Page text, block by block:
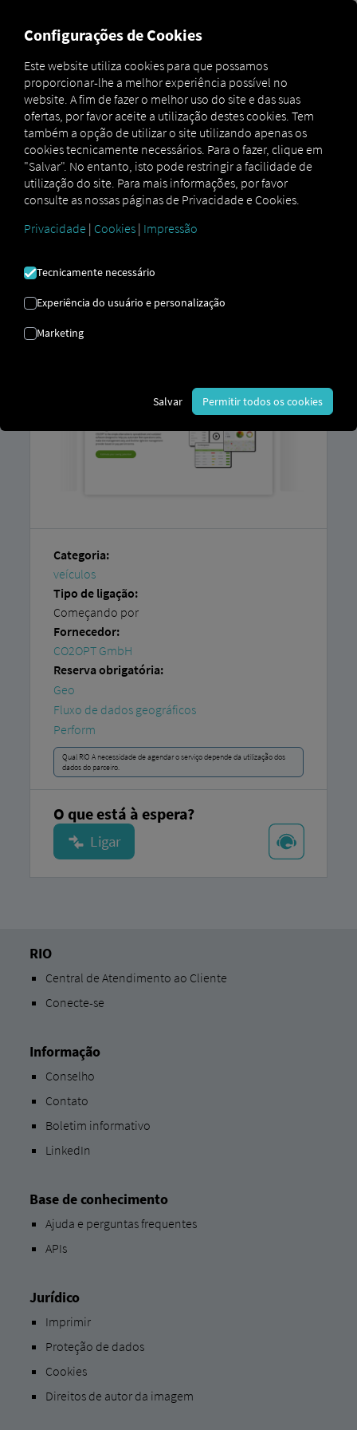
Marketplace Connectors CO2OPT Connect
CO2OPT CONNECT
Integração de um fornecedor externo
Já utiliza os serviços da
dados dos nossos serviços. Tudo o que
uma conta na
Categoria:
veículos
Tipo de ligação:
Começando por
Fornecedor:
CO2OPT GmbH
Reserva obrigatória:
Geo
Fluxo de dados geográficos
Perform
Qual RIO A necessidade de agendar o serviço depende da utilização dos
dados do parceiro.
O que está à espera?
RIO
Central de Atendimento ao Cliente
Conecte-se
Informação
Conselho
Contato
Boletim informativo
LinkedIn
Base de conhecimento
Ajuda e perguntas frequentes
APIs
Jurídico
Imprimir
Proteção de dados
Cookies
Direitos de autor da imagem
Configurações de Cookies
Este website utiliza cookies para que possamos
proporcionar-lhe a melhor experiência possível no
website. A fim de fazer o melhor uso do site e das suas
ofertas, por favor aceite a utilização destes cookies. Tem
também a opção de utilizar o site utilizando apenas os
cookies tecnicamente necessários. Para o fazer, clique em
"Salvar". No entanto, isto pode restringir a facilidade de
utilização do site. Para mais informações, por favor
consulte as nossas páginas de Privacidade e Cookies.
Privacidade | Cookies | Impressão
Tecnicamente necessário
Experiência do usuário e personalização
Marketing
Salvar Permitir todos os cookies